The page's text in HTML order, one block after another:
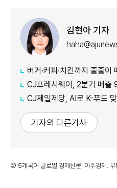
김현아 기자
버거·커피·치킨까지 줄줄이 매
CJ프레시웨이, 2분기 매출 9232억
CJ제일제당, AI로 K-푸드
기자의 다른기사
©'5개국어 글로벌 경제신문' 아주경제. 무